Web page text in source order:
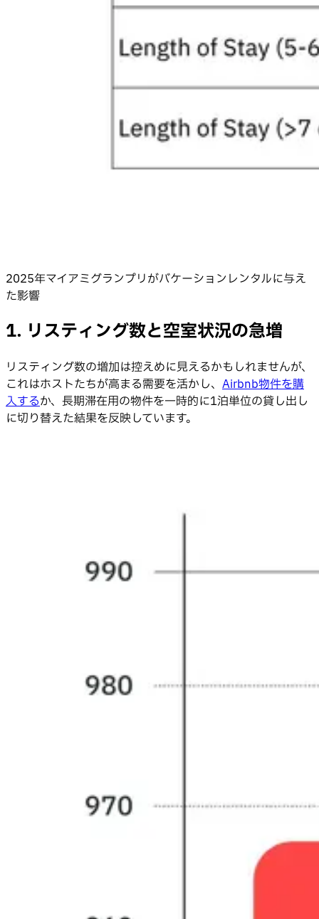
2025年マイアミグランプリがバケーションレンタルに与え
た影響
1. リスティング数と空室状況の急増
リスティング数の増加は控えめに見えるかもしれませんが、
これはホストたちが高まる需要を活かし、 Airbnb物件を購
入するか、長期滞在用の物件を一時的に1泊単位の貸し出し
に切り替えた結果を反映しています。